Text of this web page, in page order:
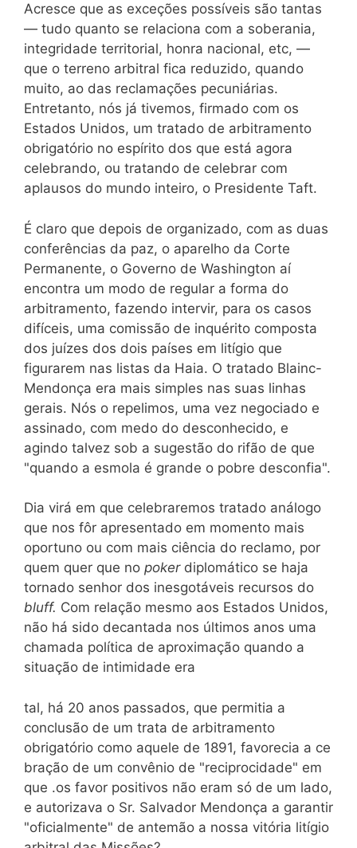
Acresce que as exceções possíveis são tantas
— tudo quanto se relaciona com a soberania,
integridade territorial, honra nacional, etc, —
que o terreno arbitral fica reduzido, quando
muito, ao das reclamações pecuniárias.
Entretanto, nós já tivemos, firmado com os
Estados Unidos, um tratado de arbitramento
obrigatório no espírito dos que está agora
celebrando, ou tratando de celebrar com
aplausos do mundo inteiro, o Presidente Taft.
É claro que depois de organizado, com as duas
conferências da paz, o aparelho da Corte
Permanente, o Governo de Washington aí
encontra um modo de regular a forma do
arbitramento, fazendo intervir, para os casos
difíceis, uma comissão de inquérito composta
dos juízes dos dois países em litígio que
figurarem nas listas da Haia. O tratado Blainc-
Mendonça era mais simples nas suas linhas
gerais. Nós o repelimos, uma vez negociado e
assinado, com medo do desconhecido, e
agindo talvez sob a sugestão do rifão de que
"quando a esmola é grande o pobre desconfia".
Dia virá em que celebraremos tratado análogo
que nos fôr apresentado em momento mais
oportuno ou com mais ciência do reclamo, por
quem quer que no poker diplomático se haja
tornado senhor dos inesgotáveis recursos do
bluff. Com relação mesmo aos Estados Unidos,
não há sido decantada nos últimos anos uma
chamada política de aproximação quando a
situação de intimidade era
tal, há 20 anos passados, que permitia a
conclusão de um trata de arbitramento
obrigatório como aquele de 1891, favorecia a ce
bração de um convênio de "reciprocidade" em
que .os favor positivos não eram só de um lado,
e autorizava o Sr. Salvador Mendonça a garantir
"oficialmente" de antemão a nossa vitória litígio